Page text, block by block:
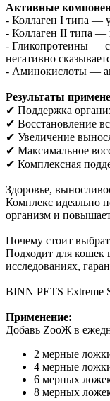
Активные
- Коллаген I типа —
- Коллаген II типа —
- Гликопротеины —
негативно
- Аминокислоты —
Результаты
✔ Поддержка
✔ Восстановление
✔ Увеличение
✔ Максимальное
✔ Комплексная
Здоровье,
Комплекс идеально
организм и
Почему стоит
Подходит для кошек
исследованиях,
BINN PETS Extreme
Применение:
Добавь ZooЖ в
2 мерные
4 мерные
6 мерных
8 мерных